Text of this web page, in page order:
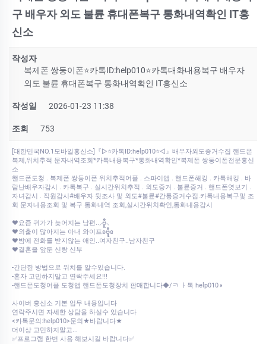
구 배우자 외도 불륜 휴대폰복구 통화내역확인 IT흥
신소
작성자
복제폰 쌍둥이폰⭐카톡ID:help010⭐카톡대화내용복구 배우자
외도 불륜 휴대폰복구 통화내역확인 IT흥신소
작성일 2026-01-23 11:38
조회 753
[대한민국NO.1모바일흥신소]『▷⭐카톡ID:help010⭐◁』배우자외도증거수집 핸드폰
복제,위치추적 문자내역조회*카톡내용복구*통화내역확인*복제폰 쌍둥이폰전문흥신
소
핸드폰도청 . 복제폰 쌍둥이폰 위치추적어플 . 스파이앱 . 핸드폰해킹 . 카톡해킹 . 바
람난배우자감시 . 카톡복구 . 실시간위치추적 . 외도증거 . 불륜증거 . 핸드폰엿보기 .
자녀감시 . 직원감시#배우자 뒷조사 및 외도#불륜#간통증거수집.카톡내용복구및 조
회 문자내용조회 및 복구 통화내역 조회,실시간위치확인,통화내용감시
♥요즘 귀가가 늦어지는 남편..⸝ဗီူ⸜
♥외출이 많아지는 아내 와이프ʚဗီူɞ
♥밤에 전화를 받지않는 애인..여자친구..남자친구
♥결혼을 앞둔 신랑 신부
-간단한 방법으로 위치를 알수있습니다.
-혼자 고민하지말고 연락주세요!!!
-핸드폰도청어플 도청앱 핸드폰도청장치 판매합니다◆/ㅋ ㅏ톡 help010◑
사이버 흥신소 기본 업무 내용입니다
연락주시면 자세한 상담을 하실수 있습니다
<카톡문의:help010>문의★바랍니다★
더이상 고민하지말고...
✅프로그램 한번 사용 해보시길 바랍니다✅